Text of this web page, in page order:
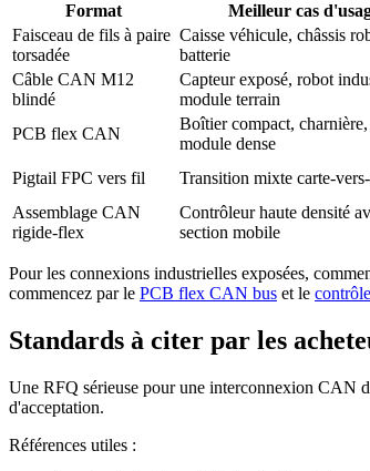
Format Meilleur cas
Faisceau de fils à paire
torsadée
Caisse véhicule, châssis
batterie
Câble CAN M12
blindé
Capteur exposé, robot
module terrain
PCB flex CAN
Boîtier compact, charnière,
module dense
Pigtail FPC vers fil Transition mixte carte-
Assemblage CAN
rigide-flex
Contrôleur haute densité
section mobile
Pour les connexions industrielles exposées,
commencez par le PCB flex CAN bus et le
Standards à citer par les
Une RFQ sérieuse pour une interconnexion CAN
d'acceptation.
Références utiles :